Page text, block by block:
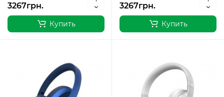
3267грн.
Купить
3267грн.
Купить